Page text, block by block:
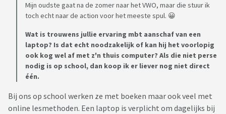
Wat (zouden jullie) hanteren jullie als budget voor een
gebruiken jullie scholieren in een jaar en hoeveel kopen zij?
Groetjes!
Mijn oudste gaat na de zomer naar het VWO, maar die stuur ik
toch echt naar de action voor het meeste spul. 😀
Wat is trouwens jullie ervaring mbt aanschaf van een
laptop? Is dat echt noodzakelijk of kan hij het voorlopig
ook kog wel af met z'n thuis computer? Als die niet perse
nodig is op school, dan koop ik er liever nog niet direct
één.
Bij ons op school werken ze met boeken maar ook veel met
online lesmethoden. Een laptop is verplicht om dagelijks bij